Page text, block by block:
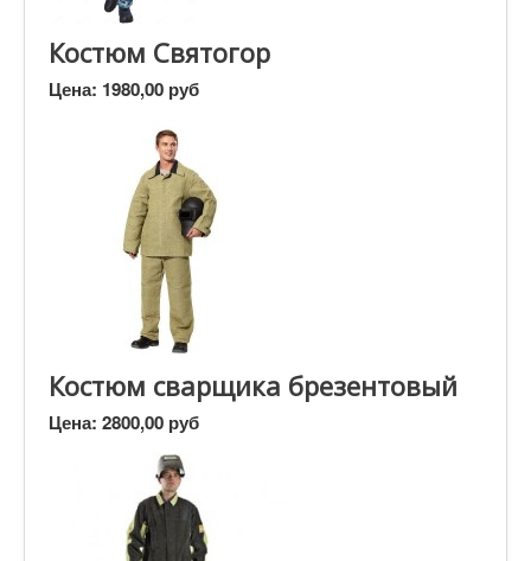
Костюм Святогор
Цена: 1980,00 руб
Костюм сварщика брезентовый
Цена: 2800,00 руб